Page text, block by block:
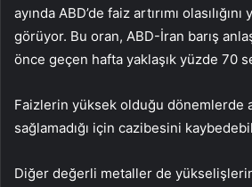
ayında ABD’de faiz artırımı
görüyor. Bu oran, ABD-İran barış
önce geçen hafta yaklaşık yüzde 70
Faizlerin yüksek olduğu dönemlerde
sağlamadığı için cazibesini
Diğer değerli metaller de